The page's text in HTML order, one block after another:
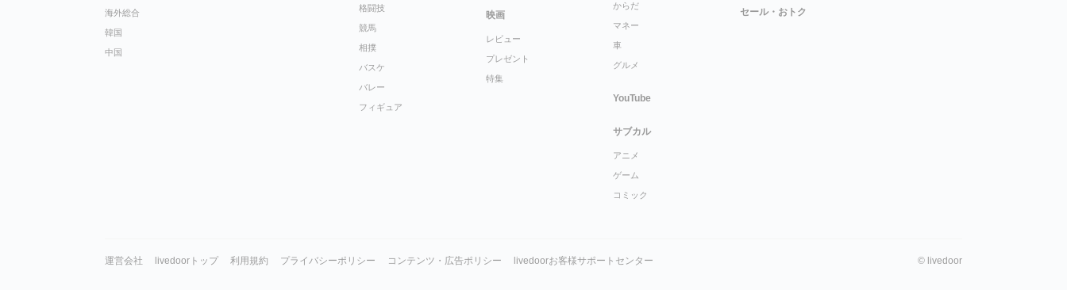
海外総合
韓国
中国
格闘技
競馬
相撲
バスケ
バレー
フィギュア
映画
レビュー
プレゼント
特集
からだ
マネー
車
グルメ
YouTube
サブカル
アニメ
ゲーム
コミック
セール・おトク
運営会社 livedoorトップ 利用規約 プライバシーポリシー コンテンツ・広告ポリシー livedoorお客様サポートセンター © livedoor